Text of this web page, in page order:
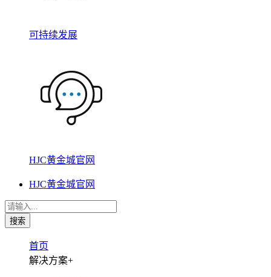
可持续发展
HJC黄金城官网
HJC黄金城官网
首页
解决方案+